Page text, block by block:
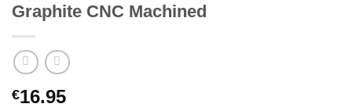
Graphite CNC Machined
€16.95